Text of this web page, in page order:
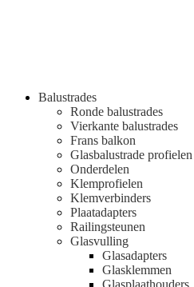
Balustrades
Ronde balustrades
Vierkante balustrades
Frans balkon
Glasbalustrade profielen
Onderdelen
Klemprofielen
Klemverbinders
Plaatadapters
Railingsteunen
Glasvulling
Glasadapters
Glasklemmen
Glasplaathouders